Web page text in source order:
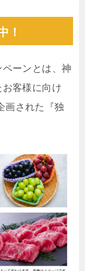
！
ーンとは、神
客様に向け
画された『独